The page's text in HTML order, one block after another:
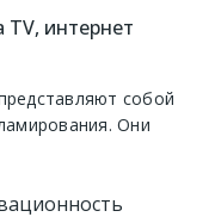
интернет
собой
Они